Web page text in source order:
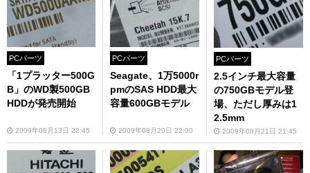
PCパーツ
「1プラッター500G
B」のWD製500GB
HDDが発売開始
2009年08月13日 22:45
PCパーツ
Seagate、1万5000r
pmのSAS HDD最大
容量600GBモデル
2009年08月20日 22:00
PCパーツ
2.5インチ最大容量
の750GBモデル登
場、ただし厚みは1
2.5mm
2009年08月21日 21:45